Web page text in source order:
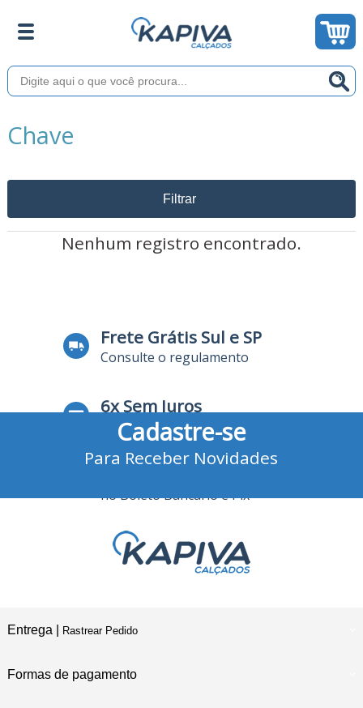
Chave
Filtrar
Nenhum registro encontrado.
Frete Grátis Sul e SP
Consulte o regulamento
6x Sem Juros
no Cartão de Crédito
no Boleto Bancário e Pix
Cadastre-se
Para Receber Novidades
Entrega | Rastrear Pedido
Formas de pagamento